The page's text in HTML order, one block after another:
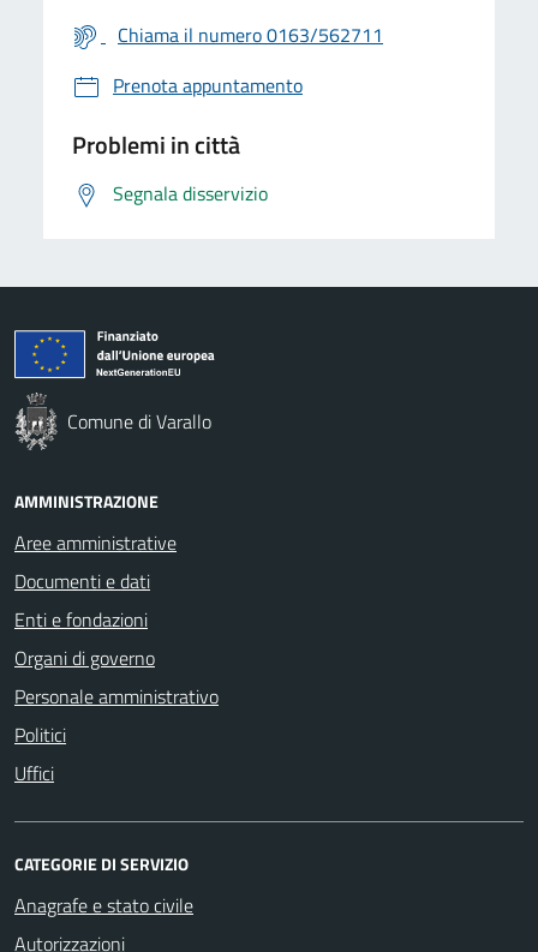
Chiama il numero 0163/562711
Prenota appuntamento
Problemi in città
Segnala disservizio
Comune di Varallo
AMMINISTRAZIONE
Aree amministrative
Documenti e dati
Enti e fondazioni
Organi di governo
Personale amministrativo
Politici
Uffici
CATEGORIE DI SERVIZIO
Anagrafe e stato civile
Autorizzazioni